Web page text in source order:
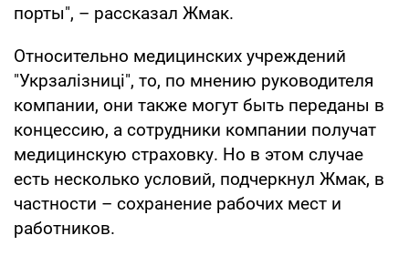
порты", – рассказал Жмак.
Относительно медицинских учреждений
"Укрзалізниці", то, по мнению руководителя
компании, они также могут быть переданы в
концессию, а сотрудники компании получат
медицинскую страховку. Но в этом случае
есть несколько условий, подчеркнул Жмак, в
частности – сохранение рабочих мест и
работников.